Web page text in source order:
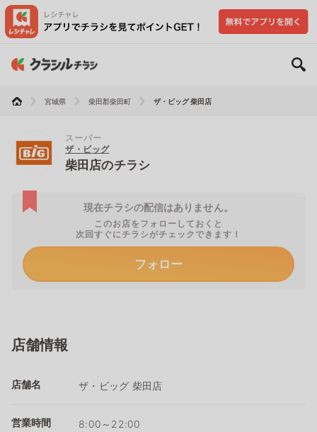
宮城県 柴田郡柴田町 ザ・ビッグ 柴田店
スーパー
ザ・ビッグ
柴田店のチラシ
現在チラシの配信はありません。
このお店をフォローしておくと
次回すぐにチラシがチェックできます！
フォロー
店舗情報
店舗名 ザ・ビッグ 柴田店
営業時間 8:00～22:00